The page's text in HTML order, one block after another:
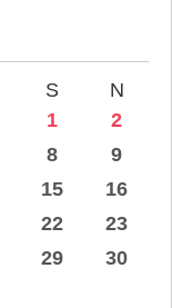
S
N
1
2
8
9
15
16
22
23
29
30